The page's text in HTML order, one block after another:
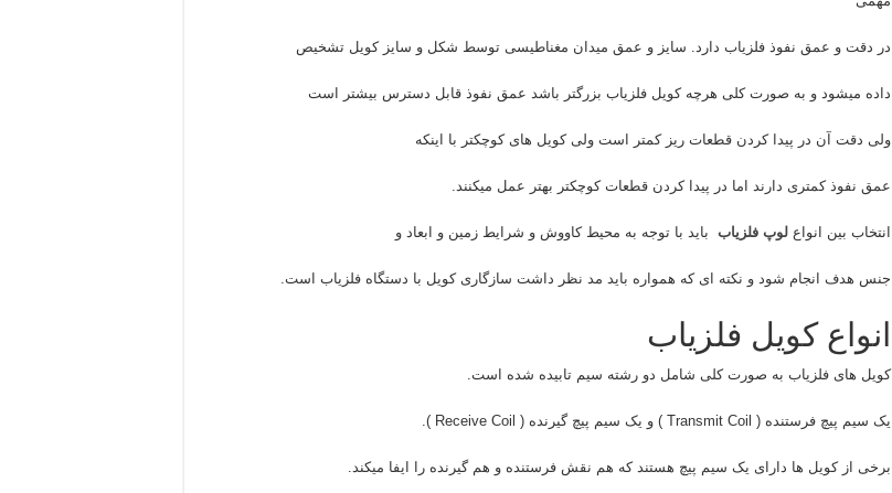
در دقت و عمق نفوذ فلزیاب دارد. سایز و عمق میدان مغناطیسی توسط شکل و سایز کویل تشخیص
داده میشود و به صورت کلی هرچه کویل فلزیاب بزرگتر باشد عمق نفوذ قابل دسترس بیشتر است
ولی دقت آن در پیدا کردن قطعات ریز کمتر است ولی کویل های کوچکتر با اینکه
عمق نفوذ کمتری دارند اما در پیدا کردن قطعات کوچکتر بهتر عمل میکنند.
انتخاب بین انواع لوپ فلزیاب باید با توجه به محیط کاووش و شرایط زمین و ابعاد و
جنس هدف انجام شود و نکته ای که همواره باید مد نظر داشت سازگاری کویل با دستگاه فلزیاب است.
انواع کویل فلزیاب
کویل های فلزیاب به صورت کلی شامل دو رشته سیم تابیده شده است.
یک سیم پیچ فرستنده ( Transmit Coil ) و یک سیم پیچ گیرنده ( Receive Coil ).
برخی از کویل ها دارای یک سیم پیچ هستند که هم نقش فرستنده و هم گیرنده را ایفا میکند.